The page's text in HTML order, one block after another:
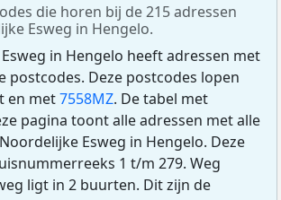
die horen bij de 215 adressen
Esweg in Hengelo.
in Hengelo heeft adressen met
postcodes. Deze postcodes lopen
en met7558MZ. De tabel met
pagina toont alle adressen met alle
Esweg in Hengelo. Deze
1 t/m 279. Weg
ligt in 2 buurten. Dit zijn de